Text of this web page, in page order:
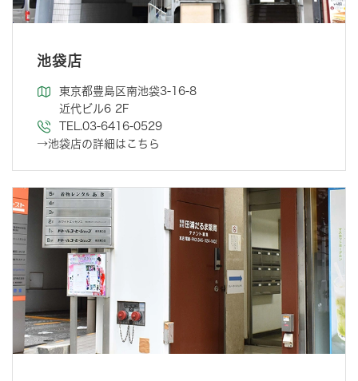
池袋店
東京都豊島区南池袋3-16-8
近代ビル6 2F
TEL.03-6416-0529
→池袋店の詳細はこちら